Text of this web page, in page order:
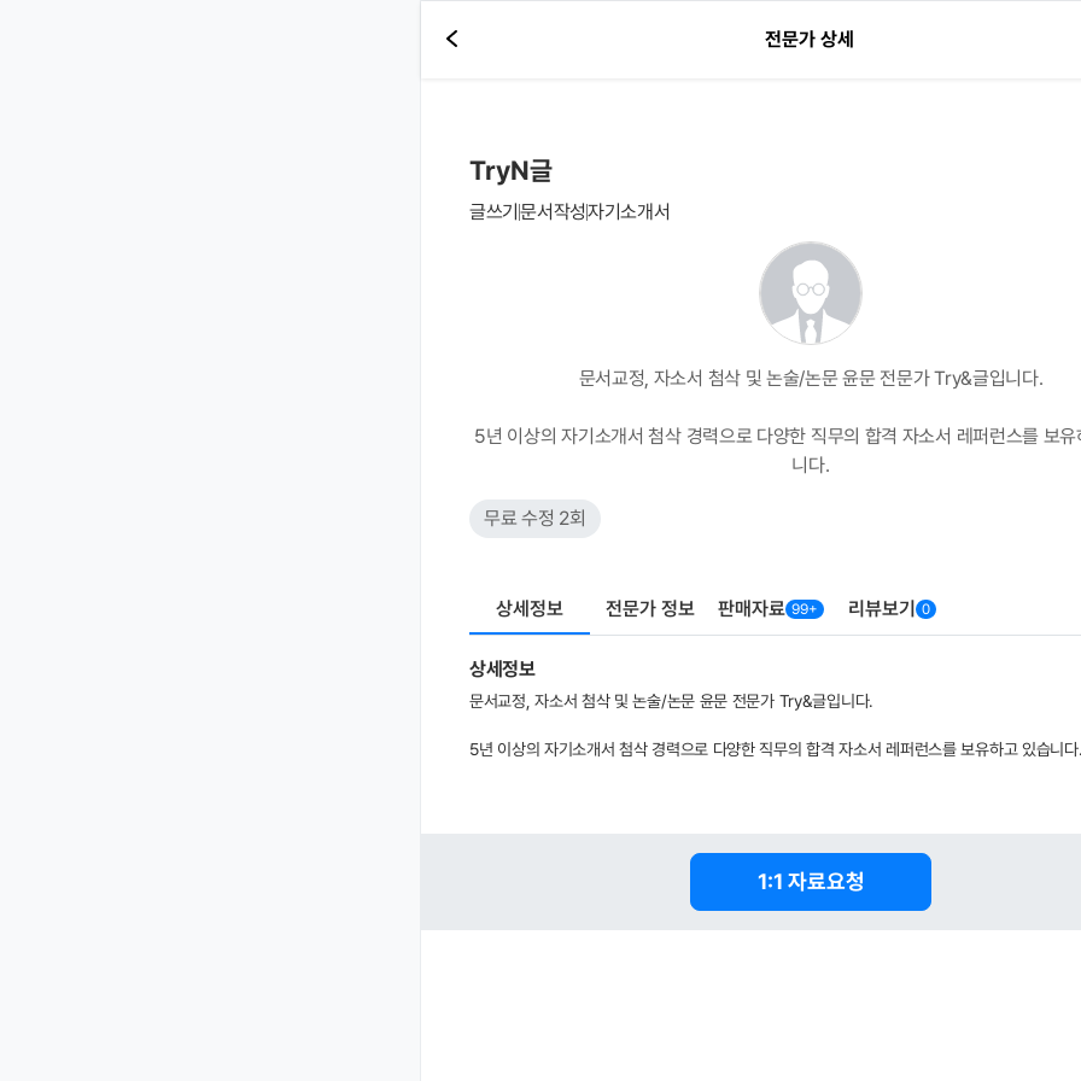
전문가 상세
TryN글
글쓰기문서작성자기소개서
문서교정, 자소서 첨삭 및 논술/논문 윤문 전문가 Try&글입니다.
5년 이상의 자기소개서 첨삭 경력으로 다양한 직무의 합격 자소서 레퍼런스를 보
니다.
무료 수정 2회
상세정보 전문가 정보 판매자료 99+ 리뷰보기 0
상세정보
문서교정, 자소서 첨삭 및 논술/논문 윤문 전문가 Try&글입니다.
5년 이상의 자기소개서 첨삭 경력으로 다양한 직무의 합격 자소서 레퍼런스를 보유하고 있습니
1:1 자료요청